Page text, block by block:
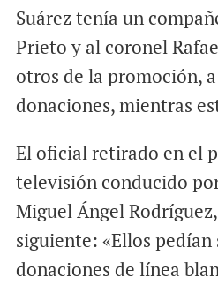
Suárez tenía un
Prieto y al coronel
otros de la promoción,
donaciones, mientras
El oficial retirado en el
televisión conducido
Miguel Ángel
siguiente: «Ellos
donaciones de línea